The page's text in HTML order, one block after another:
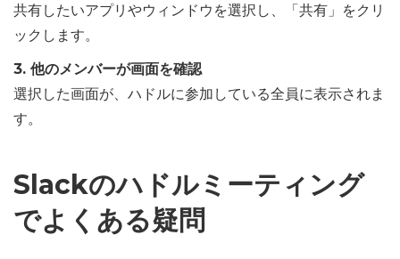
共有したいアプリやウィンドウを選択し、「共有」をクリ
ックします。
3. 他のメンバーが画面を確認
選択した画面が、ハドルに参加している全員に表示されま
す。
Slackのハドルミーティング
でよくある疑問